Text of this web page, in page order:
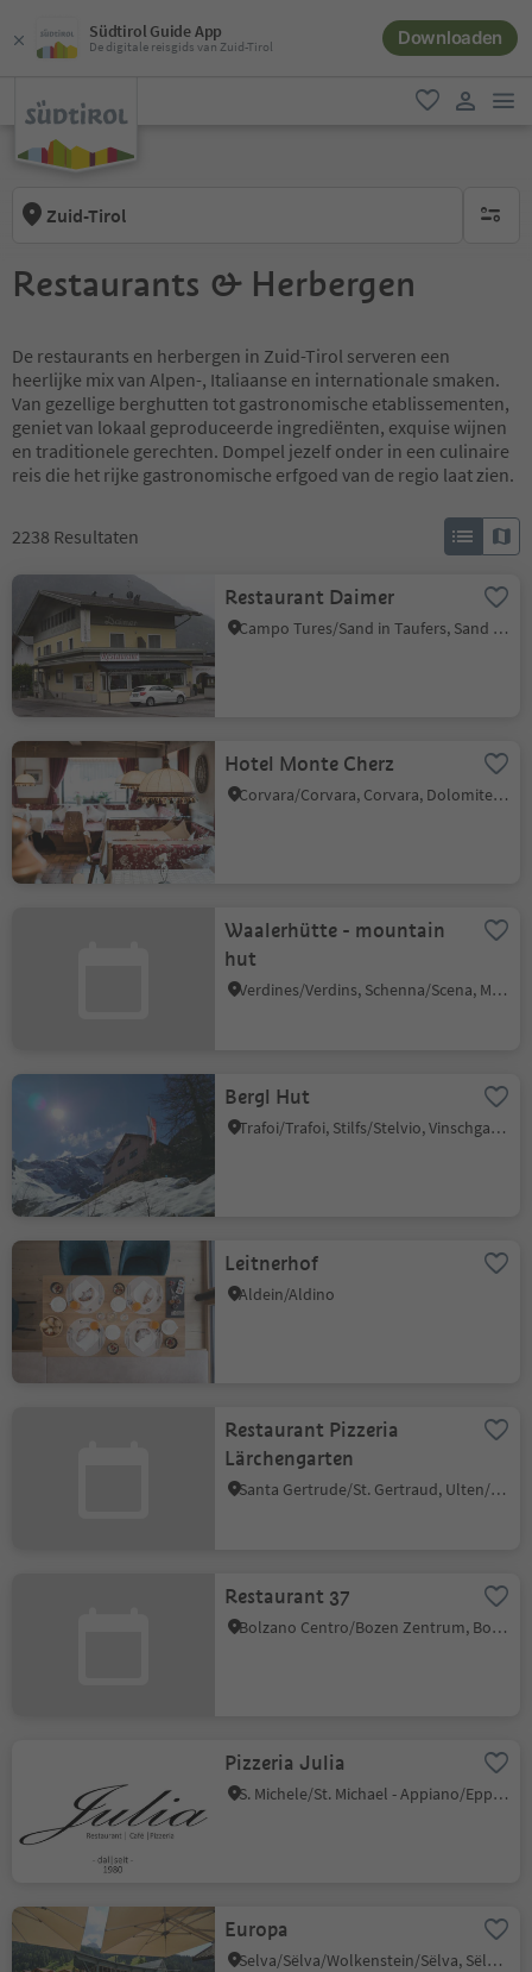
Südtirol Guide App
De digitale reisgids van Zuid-Tirol Downloaden
favoriet
Zuid-Tirol geen
Restaurants & Herbergen
De restaurants en herbergen in Zuid-Tirol serveren een
heerlijke mix van Alpen-, Italiaanse en internationale smaken.
Van gezellige berghutten tot gastronomische etablissementen,
geniet van lokaal geproduceerde ingrediënten, exquise wijnen
en traditionele gerechten. Dompel jezelf onder in een culinaire
reis die het rijke gastronomische erfgoed van de regio laat zien.
2238 Resultaten
Restaurant Daimer
Campo Tures/Sand in Taufers, Sand in Taufers/Campo Tures, Ahrntal/Valle Aurina
Hotel Monte Cherz
Corvara/Corvara, Corvara, Dolomites Region Alta Badia
Waalerhütte - mountain
hut
Verdines/Verdins, Schenna/Scena, Meran/Merano and environs
Bergl Hut
Trafoi/Trafoi, Stilfs/Stelvio, Vinschgau/Val Venosta
Leitnerhof
Aldein/Aldino
Restaurant Pizzeria
Lärchengarten
Santa Gertrude/St. Gertraud, Ulten/Ultimo, Meran/Merano and environs
Restaurant 37
Bolzano Centro/Bozen Zentrum, Bolzano/Bozen, Bolzano/Bozen and environs
Pizzeria Julia
S. Michele/St. Michael - Appiano/Eppan, Eppan an der Weinstaße/Appiano sulla Strada del Vino, Alto Adige Wine Road
Europa
Selva/Sëlva/Wolkenstein/Sëlva, Sëlva/Selva di Val Gardena, Dolomites Region Val Gardena